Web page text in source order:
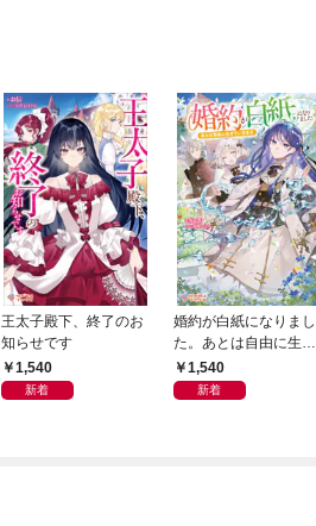
王太子殿下、終了のお
知らせです
1,540
新着
婚約が白紙になりまし
た。あとは自由に生き
ていきます
1,540
新着